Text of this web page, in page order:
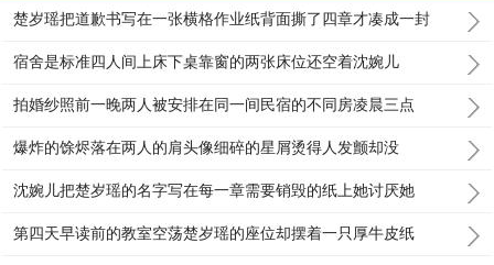
楚岁瑶把道歉书写在一张横格作业纸背面撕了四章才凑成一封
宿舍是标准四人间上床下桌靠窗的两张床位还空着沈婉儿
拍婚纱照前一晚两人被安排在同一间民宿的不同房凌晨三点
爆炸的馀烬落在两人的肩头像细碎的星屑烫得人发颤却没
沈婉儿把楚岁瑶的名字写在每一章需要销毁的纸上她讨厌她
第四天早读前的教室空荡楚岁瑶的座位却摆着一只厚牛皮纸